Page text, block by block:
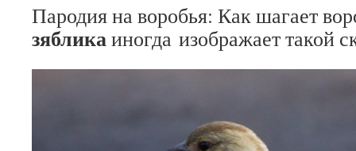
Пародия на воробья: Как шагает
зябликаиногда изображает такой